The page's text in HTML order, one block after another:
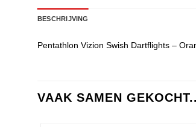
BESCHRIJVING
Pentathlon Vizion Swish Dartflights –
VAAK SAMEN GEKOCHT..